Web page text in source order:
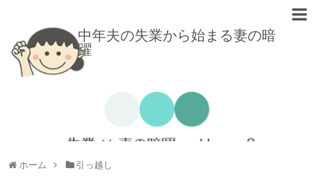
中年夫の失業から始まる妻の暗
躍
ホーム 引っ越し